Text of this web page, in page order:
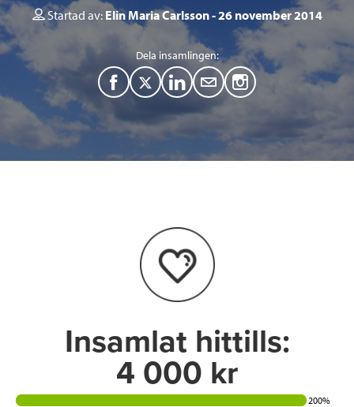
Startad av: Elin Maria Carlsson 26 november 2014
Dela insamlingen:
F
T
e
L
i
I
n
M
i
Insamlat hittills:
4 000 kr
200%